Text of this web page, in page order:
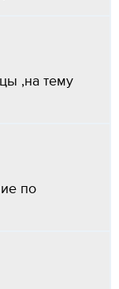
,на тему
по